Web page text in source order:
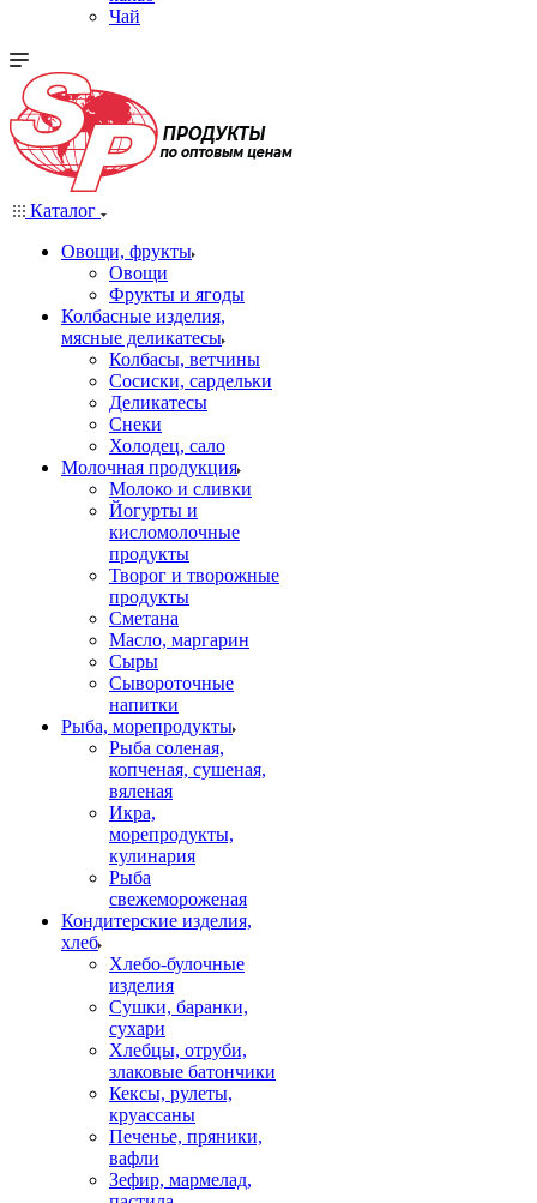
Чай
Каталог
Овощи, фрукты
Овощи
Фрукты и ягоды
Колбасные изделия,
мясные деликатесы
Колбасы, ветчины
Сосиски, сардельки
Деликатесы
Снеки
Холодец, сало
Молочная продукция
Молоко и сливки
Йогурты и
кисломолочные
продукты
Творог и творожные
продукты
Сметана
Масло, маргарин
Сыры
Сывороточные
напитки
Рыба, морепродукты
Рыба соленая,
копченая, сушеная,
вяленая
Икра,
морепродукты,
кулинария
Рыба
свежемороженая
Кондитерские изделия,
хлеб
Хлебо-булочные
изделия
Сушки, баранки,
сухари
Хлебцы, отруби,
злаковые батончики
Кексы, рулеты,
круассаны
Печенье, пряники,
вафли
Зефир, мармелад,